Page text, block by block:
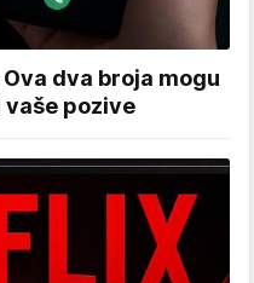
dva broja mogu
vaše pozive